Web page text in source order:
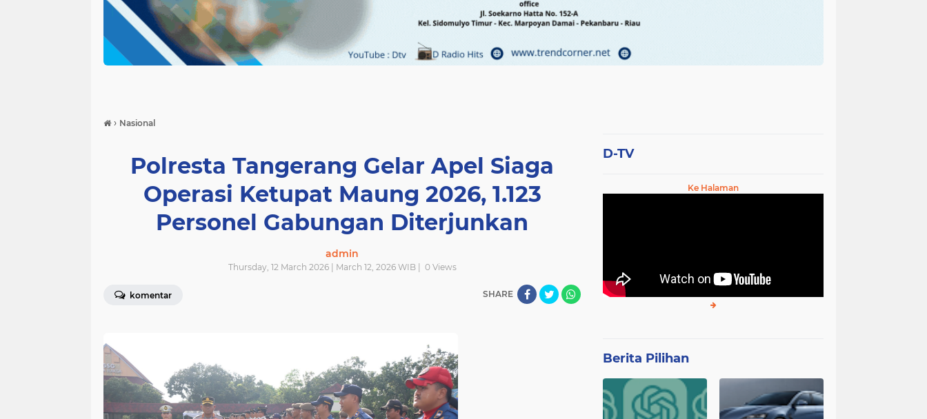
› Nasional
Polresta Tangerang Gelar Apel Siaga
Operasi Ketupat Maung 2026, 1.123
Personel Gabungan Diterjunkan
admin
Thursday, 12 March 2026 | March 12, 2026 WIB | 0Views
komentar SHARE
D-TV
Ke Halaman
Berita Pilihan